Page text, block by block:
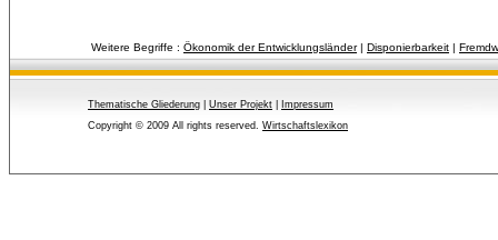
Weitere Begriffe : Ökonomik der Entwicklungsländer| Disponierbarkeit |
Thematische Gliederung Unser Projekt
Impressum
Copyright © 2009 All rights reserved. Wirtschaftslexikon